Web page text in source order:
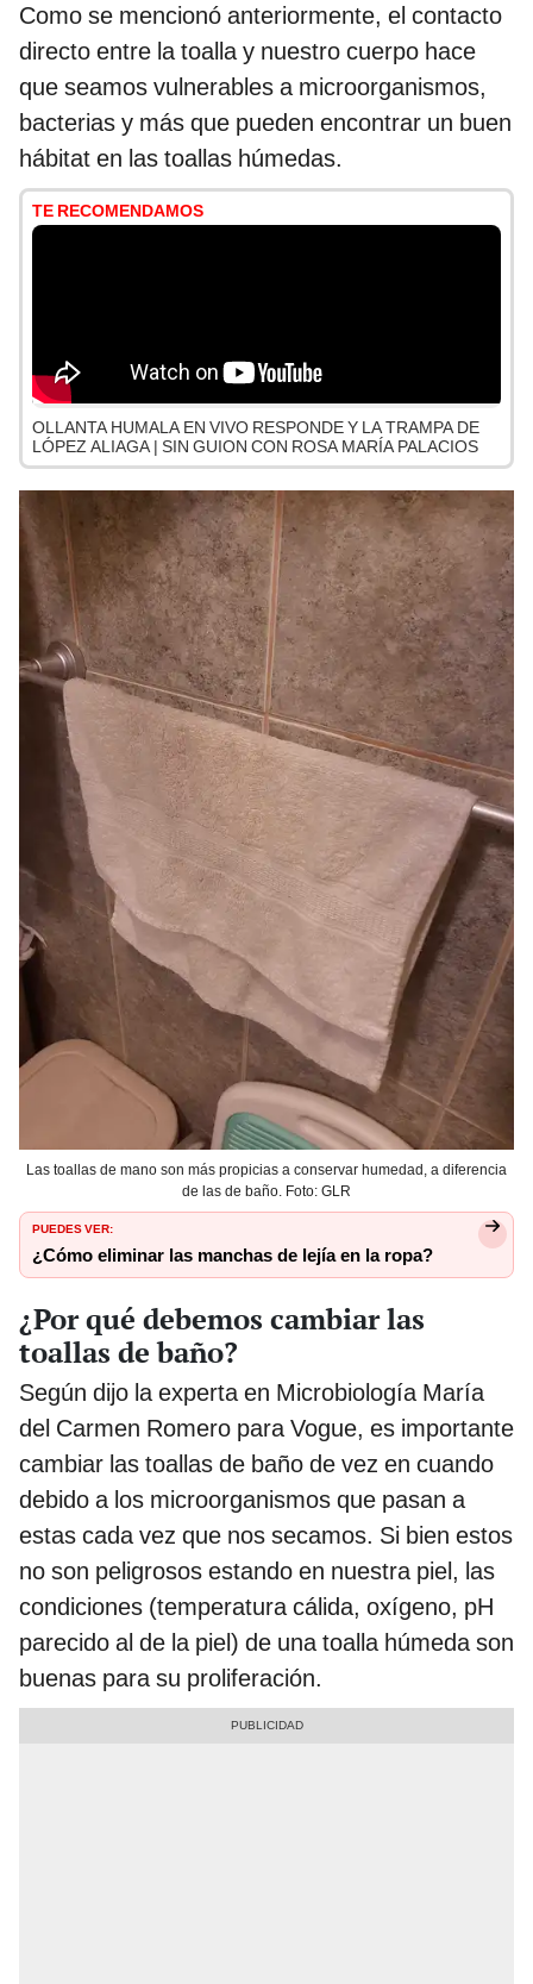
Como se mencionó anteriormente, el contacto
directo entre la toalla y nuestro cuerpo hace
que seamos vulnerables a microorganismos,
bacterias y más que pueden encontrar un buen
hábitat en las toallas húmedas.
TE RECOMENDAMOS
OLLANTA HUMALA EN VIVO RESPONDE Y LA TRAMPA DE
LÓPEZ ALIAGA | SIN GUION CON ROSA MARÍA PALACIOS
Las toallas de mano son más propicias a conservar humedad, a diferencia
de las de baño. Foto: GLR
PUEDES VER:
¿Cómo eliminar las manchas de lejía en la ropa?
¿Por qué debemos cambiar las
toallas de baño?
Según dijo la experta en Microbiología María
del Carmen Romero para Vogue, es importante
cambiar las toallas de baño de vez en cuando
debido a los microorganismos que pasan a
estas cada vez que nos secamos. Si bien estos
no son peligrosos estando en nuestra piel, las
condiciones (temperatura cálida, oxígeno, pH
parecido al de la piel) de una toalla húmeda son
buenas para su proliferación.